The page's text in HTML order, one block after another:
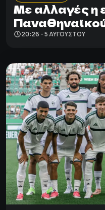
Με αλλαγές η
20:26 - 5 ΑΥΓΟΎΣΤΟΥ